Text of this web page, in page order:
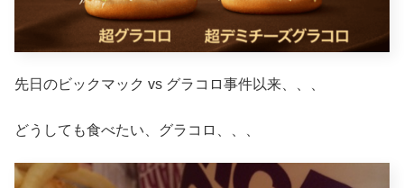
先日のビックマック vs グラコロ事件以来、、、
どうしても食べたい、グラコロ、、、